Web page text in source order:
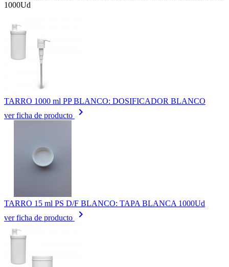
1000Ud
TARRO 1000 ml PP BLANCO: DOSIFICADOR BLANCO
ver ficha de producto
keyboard_arrow_right
TARRO 15 ml PS D/F BLANCO: TAPA BLANCA 1000Ud
ver ficha de producto
keyboard_arrow_right